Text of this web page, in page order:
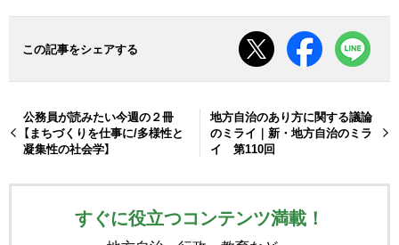
この記事をシェアする
公務員が読みたい今週の２冊
【まちづくりを仕事に/多様性と
凝集性の社会学】
地方自治のあり方に関する議論
のミライ｜新・地方自治のミラ
イ 第110回
すぐに役立つコンテンツ満載！